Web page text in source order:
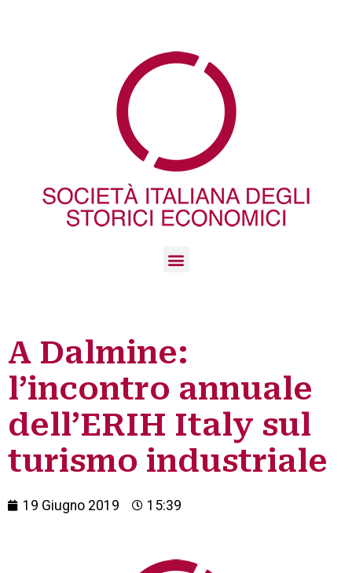
A Dalmine:
l’incontro annuale
dell’ERIH Italy sul
turismo industriale
19 Giugno 2019 15:39